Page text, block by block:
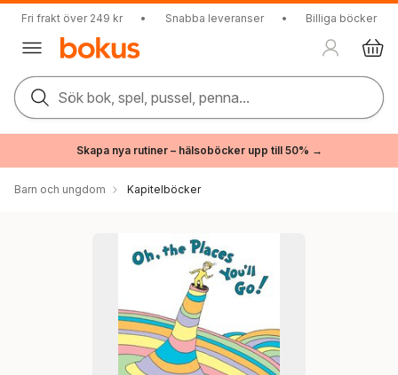
Fri frakt över 249 kr • Snabba leveranser • Billiga böcker
Sök bok, spel, pussel, penna...
Skapa nya rutiner – hälsoböcker upp till 50% →
Barn och ungdom Kapitelböcker